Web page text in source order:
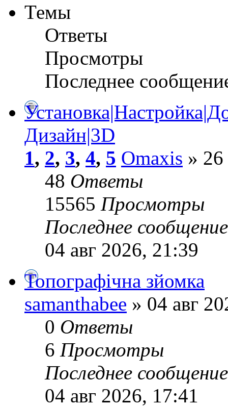
Темы
Ответы
Просмотры
Последнее
Дизайн|3D
1, 2, 3, 4, 5 Omaxis »
48 Ответы
15565 Просмотры
Последнее
04 авг 2026, 21:39
Топографічна зйомка
samanthabee » 04 авг
0 Ответы
6 Просмотры
Последнее
04 авг 2026, 17:41